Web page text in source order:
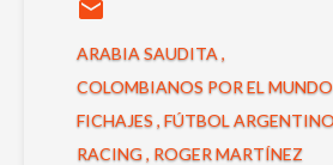
ARABIA SAUDITA
COLOMBIANOS POR EL MUNDO
FICHAJES FÚTBOL
RACING ROGER MARTÍNEZ